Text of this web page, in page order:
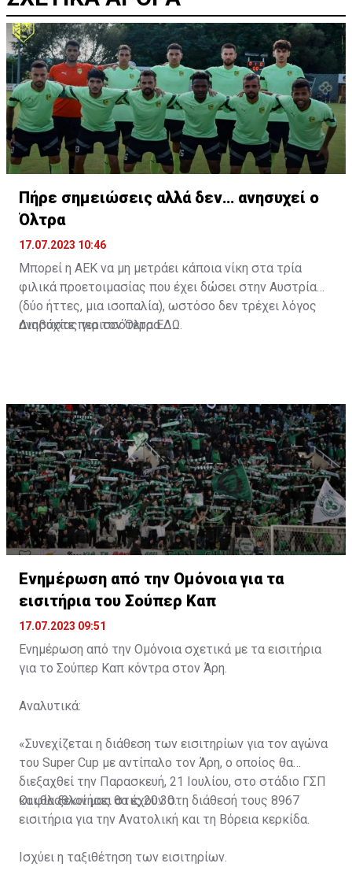
Πήρε σημειώσεις αλλά δεν… ανησυχεί ο
Όλτρα
17.07.2023 10:46
Μπορεί η ΑΕΚ να μη μετράει κάποια νίκη στα τρία
φιλικά προετοιμασίας που έχει δώσει στην Αυστρία
(δύο ήττες, μια ισοπαλία), ωστόσο δεν τρέχει λόγος
ανησυχίας για τον Όλτρα.
Διαβάστε περισσότεραΕΔΩ.
Ενημέρωση από την Ομόνοια για τα
εισιτήρια του Σούπερ Καπ
17.07.2023 09:51
Ενημέρωση από την Ομόνοια σχετικά με τα εισιτήρια
για το Σούπερ Καπ κόντρα στον Άρη.
Αναλυτικά:
«Συνεχίζεται η διάθεση των εισιτηρίων για τον αγώνα
του Super Cup με αντίπαλο τον Άρη, ο οποίος θα
διεξαχθεί την Παρασκευή, 21 Ιουλίου, στο στάδιο ΓΣΠ
και θα ξεκινήσει στις 20:30.
Οι φίλαθλοί μας θα έχουν στη διάθεσή τους 8967
εισιτήρια για την Ανατολική και τη Βόρεια κερκίδα.
Ισχύει η ταξιθέτηση των εισιτηρίων.